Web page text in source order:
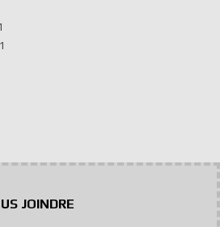
JOINDRE